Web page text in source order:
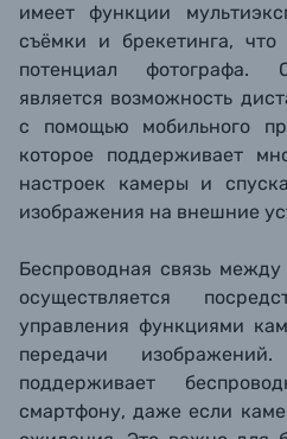
имеет функции
съёмки и брекетинга, что
потенциал фотографа.
является возможность
с помощью мобильного
которое поддерживает
настроек камеры и
изображения на внешние
Беспроводная связь
осуществляется
управления функциями
передачи
поддерживает
смартфону, даже если